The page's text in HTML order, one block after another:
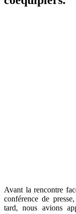
Avant la rencontre
conférence de
tard, nous avions